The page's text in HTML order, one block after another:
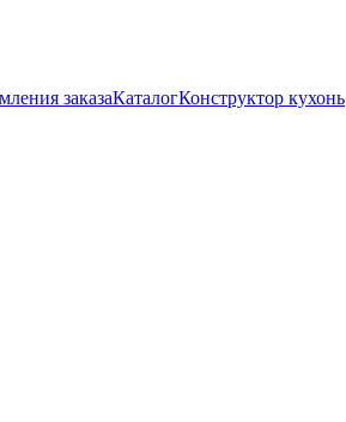
заказаКаталогКонструктор кухонь